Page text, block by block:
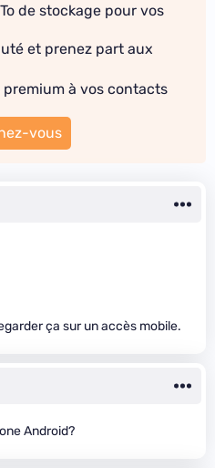
de stockage pour vos
et prenez part aux
à vos contacts
vous
ça sur un accès mobile.
Android?